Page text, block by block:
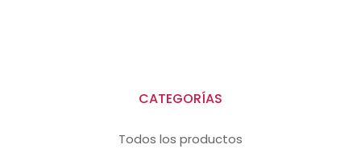
CATEGORÍAS
Todos los productos